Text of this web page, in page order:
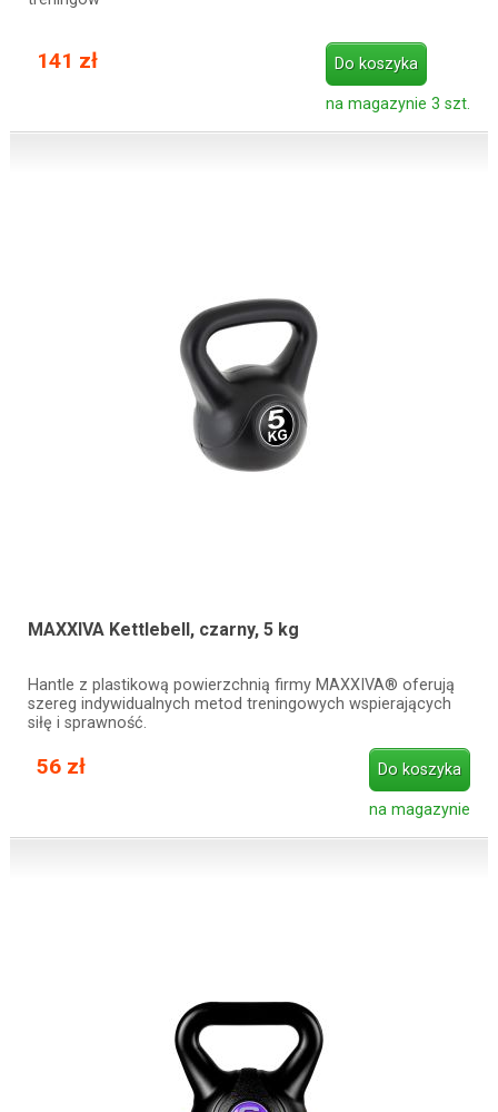
141 zł Do koszyka
na magazynie 3 szt.
MAXXIVA Kettlebell, czarny, 5 kg
Hantle z plastikową powierzchnią firmy MAXXIVA® oferują
szereg indywidualnych metod treningowych wspierających
siłę i sprawność.
56 zł Do koszyka
na magazynie